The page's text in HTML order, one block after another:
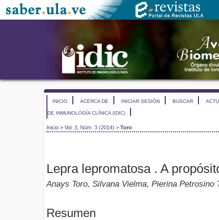
INICIO ACERCA DE INICIAR SESIÓN BUSCAR
DE INMUNOLOGÍA CLÍNICA (IDIC)
Inicio > Vol. 3, Núm. 3 (2014) > Toro
Lepra lepromatosa . A
Anays Toro, Silvana Vielma, Pierina Petrosino
Resumen